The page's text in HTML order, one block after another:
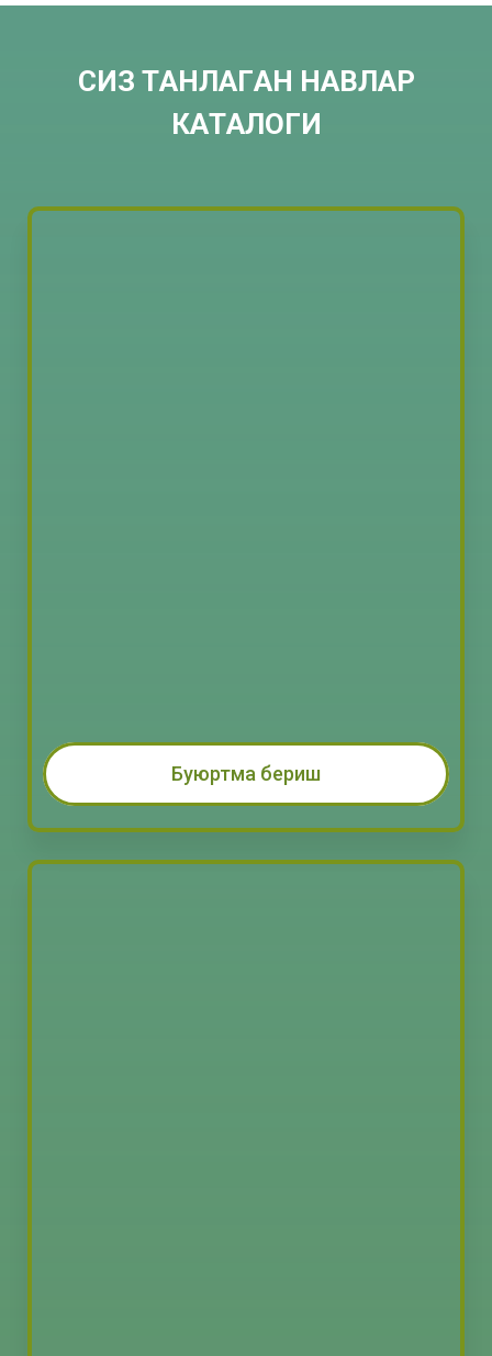
СИЗ ТAНЛAГAН НAВЛAР
КAТAЛОГИ
Буюртма бериш